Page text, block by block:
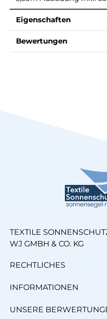
Eigenschaften
Bewertungen
TEXTILE
WJ GMBH & CO. KG
RECHTLICHES
INFORMATIONEN
UNSERE